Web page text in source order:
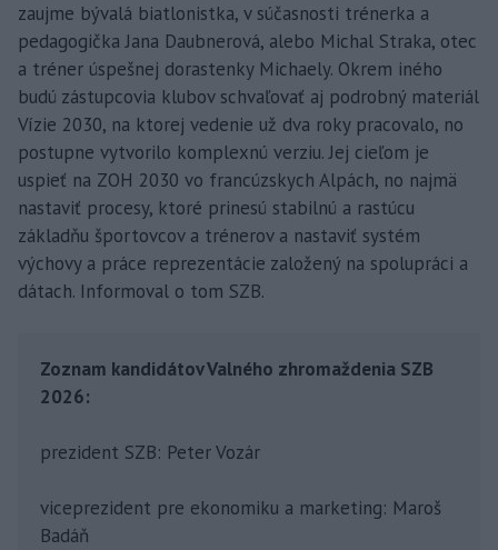
zaujme bývalá biatlonistka, v súčasnosti trénerka a
pedagogička Jana Daubnerová, alebo Michal Straka, otec
a tréner úspešnej dorastenky Michaely. Okrem iného
budú zástupcovia klubov schvaľovať aj podrobný materiál
Vízie 2030, na ktorej vedenie už dva roky pracovalo, no
postupne vytvorilo komplexnú verziu. Jej cieľom je
uspieť na ZOH 2030 vo francúzskych Alpách, no najmä
nastaviť procesy, ktoré prinesú stabilnú a rastúcu
základňu športovcov a trénerov a nastaviť systém
výchovy a práce reprezentácie založený na spolupráci a
dátach. Informoval o tom SZB.
Zoznam kandidátov Valného zhromaždenia SZB
2026:
prezident SZB: Peter Vozár
viceprezident pre ekonomiku a marketing: Maroš
Badáň